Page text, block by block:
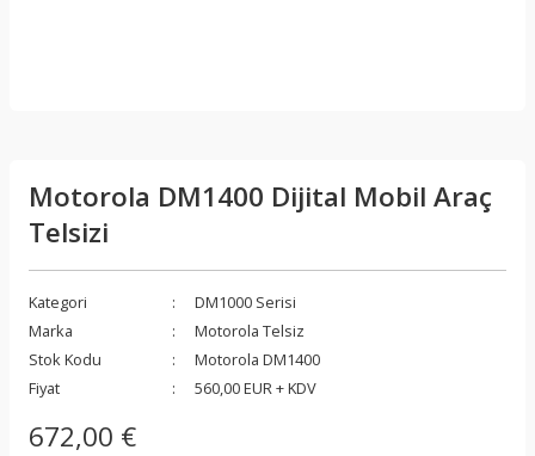
Motorola DM1400 Dijital Mobil Araç
Telsizi
Kategori
DM1000 Serisi
Marka
Motorola Telsiz
Stok Kodu
Motorola DM1400
Fiyat
560,00 EUR + KDV
672,00 €